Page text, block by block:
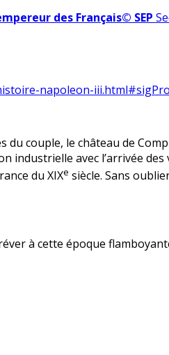
des Français© SEP
napoleon-
couple, le château de
avec l’arrivée
du XIXe siècle. Sans
à cette époque